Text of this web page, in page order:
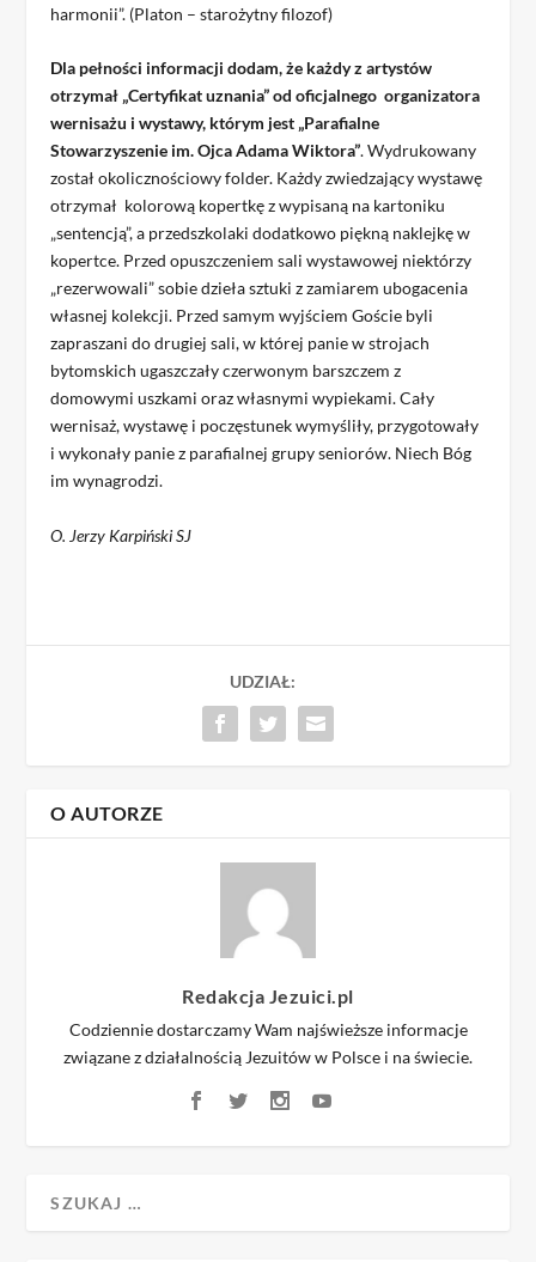
harmonii”. (Platon – starożytny filozof)
Dla pełności informacji dodam, że każdy z artystów
otrzymał „Certyfikat uznania” od oficjalnego organizatora
wernisażu i wystawy, którym jest „Parafialne
Stowarzyszenie im. Ojca Adama Wiktora”. Wydrukowany
został okolicznościowy folder. Każdy zwiedzający wystawę
otrzymał kolorową kopertkę z wypisaną na kartoniku
„sentencją”, a przedszkolaki dodatkowo piękną naklejkę w
kopertce. Przed opuszczeniem sali wystawowej niektórzy
„rezerwowali” sobie dzieła sztuki z zamiarem ubogacenia
własnej kolekcji. Przed samym wyjściem Goście byli
zapraszani do drugiej sali, w której panie w strojach
bytomskich ugaszczały czerwonym barszczem z
domowymi uszkami oraz własnymi wypiekami. Cały
wernisaż, wystawę i poczęstunek wymyśliły, przygotowały
i wykonały panie z parafialnej grupy seniorów. Niech Bóg
im wynagrodzi.
O. Jerzy Karpiński SJ
UDZIAŁ:
O AUTORZE
Redakcja Jezuici.pl
Codziennie dostarczamy Wam najświeższe informacje
związane z działalnością Jezuitów w Polsce i na świecie.